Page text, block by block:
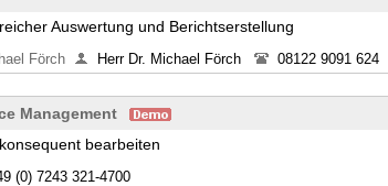
Auswertung und Berichtserstellung
Förch Herr Dr. Michael Förch 08122 9091 624
Management
bearbeiten
(0) 7243 321-4700